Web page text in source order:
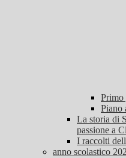
Primo
Piano
La storia di
passione a
I raccolti
anno scolastico